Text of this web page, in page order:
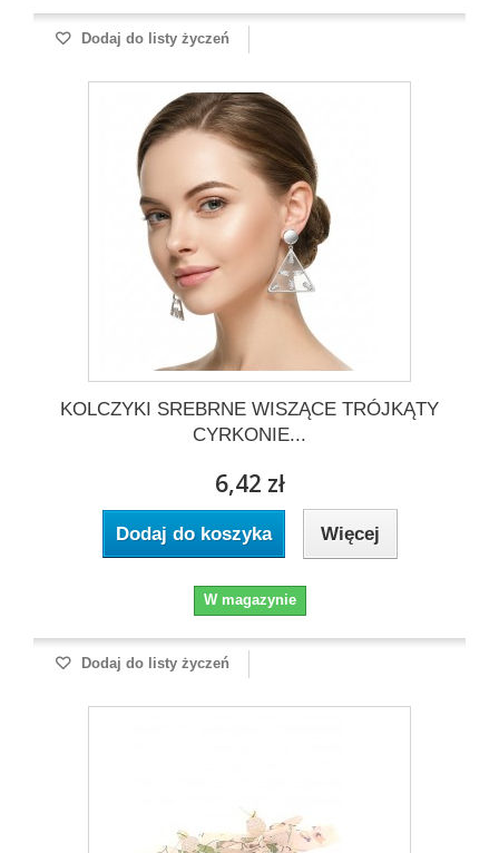
Dodaj do listy życzeń
KOLCZYKI SREBRNE WISZĄCE TRÓJKĄTY
CYRKONIE...
6,42 zł
Dodaj do koszyka Więcej
W magazynie
Dodaj do listy życzeń